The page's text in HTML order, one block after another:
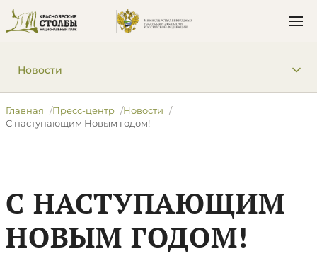
Подразделы: Пресс-центр
Главная Пресс-центр
Новости
С наступающим Новым годом!
С НАСТУПАЮЩИМ
НОВЫМ ГОДОМ!